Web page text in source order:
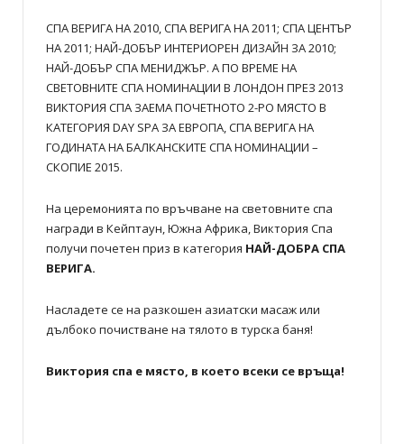
СПА ВЕРИГА НА 2010, СПА ВЕРИГА НА 2011; СПА ЦЕНТЪР
НА 2011; НАЙ-ДОБЪР ИНТЕРИОРЕН ДИЗАЙН ЗА 2010;
НАЙ-ДОБЪР СПА МЕНИДЖЪР. А ПО ВРЕМЕ НА
СВЕТОВНИТЕ СПА НОМИНАЦИИ В ЛОНДОН ПРЕЗ 2013
ВИКТОРИЯ СПА ЗАЕМА ПОЧЕТНОТО 2-РО МЯСТО В
КАТЕГОРИЯ DAY SPA ЗА ЕВРОПА, СПА ВЕРИГА НА
ГОДИНАТА НА БАЛКАНСКИТЕ СПА НОМИНАЦИИ –
СКОПИЕ 2015.
На церемонията по връчване на световните спа
награди в Кейптаун, Южна Африка, Виктория Спа
получи почетен приз в категория НАЙ-ДОБРА СПА
ВЕРИГА.
Насладете се на разкошен азиатски масаж или
дълбоко почистване на тялото в турска баня!
Виктория спа е място, в което всеки се връща!